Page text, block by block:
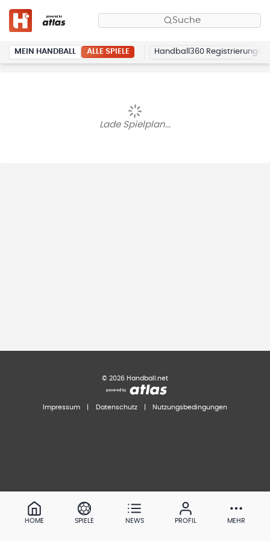
Suche
MEIN HANDBALL ALLE SPIELE Handball360 Registrierung
Lade Spielplan...
© 2026 Handball.net
Impressum Datenschutz Nutzungsbedingungen
HOME SPIELE NEWS PROFIL MEHR